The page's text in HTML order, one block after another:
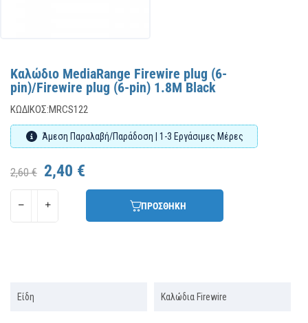
Καλώδιο MediaRange Firewire plug (6-
pin)/Firewire plug (6-pin) 1.8M Black
ΚΩΔΙΚΌΣ:MRCS122
Άμεση Παραλαβή/Παράδοση | 1-3 Εργάσιμες Μέρες
2,60 € 2,40 €
ΠΡΟΣΘΗΚΗ
Είδη Καλώδια Firewire